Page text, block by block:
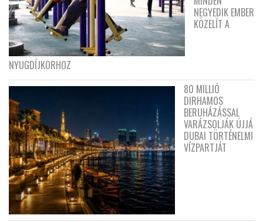
NEGYEDIK EMBER
KÖZELÍT A
NYUGDÍJKORHOZ
80 MILLIÓ
DIRHAMOS
BERUHÁZÁSSAL
VARÁZSOLJÁK ÚJJÁ
DUBAI TÖRTÉNELMI
VÍZPARTJÁT